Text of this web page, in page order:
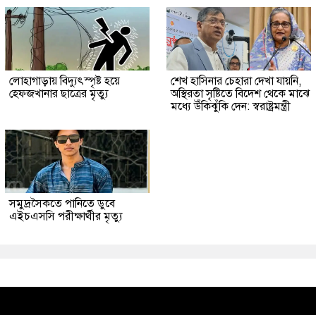
লোহাগাড়ায় বিদ্যুৎস্পৃষ্ট হয়ে
হেফজখানার ছাত্রের মৃত্যু
শেখ হাসিনার চেহারা দেখা যায়নি,
অস্থিরতা সৃষ্টিতে বিদেশ থেকে মাঝে
মধ্যে উঁকিঝুঁকি দেন: স্বরাষ্ট্রমন্ত্রী
সমুদ্রসৈকতে পানিতে ডুবে
এইচএসসি পরীক্ষার্থীর মৃত্যু